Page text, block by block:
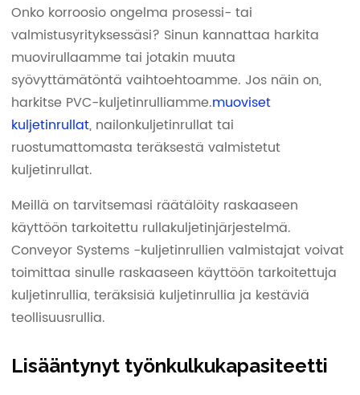
Onko korroosio ongelma prosessi- tai
valmistusyrityksessäsi? Sinun kannattaa harkita
muovirullaamme tai jotakin muuta
syövyttämätöntä vaihtoehtoamme. Jos näin on,
harkitse PVC-kuljetinrulliamme.muoviset
kuljetinrullat, nailonkuljetinrullat tai
ruostumattomasta teräksestä valmistetut
kuljetinrullat.
Meillä on tarvitsemasi räätälöity raskaaseen
käyttöön tarkoitettu rullakuljetinjärjestelmä.
Conveyor Systems -kuljetinrullien valmistajat voivat
toimittaa sinulle raskaaseen käyttöön tarkoitettuja
kuljetinrullia, teräksisiä kuljetinrullia ja kestäviä
teollisuusrullia.
Lisääntynyt työnkulkukapasiteetti